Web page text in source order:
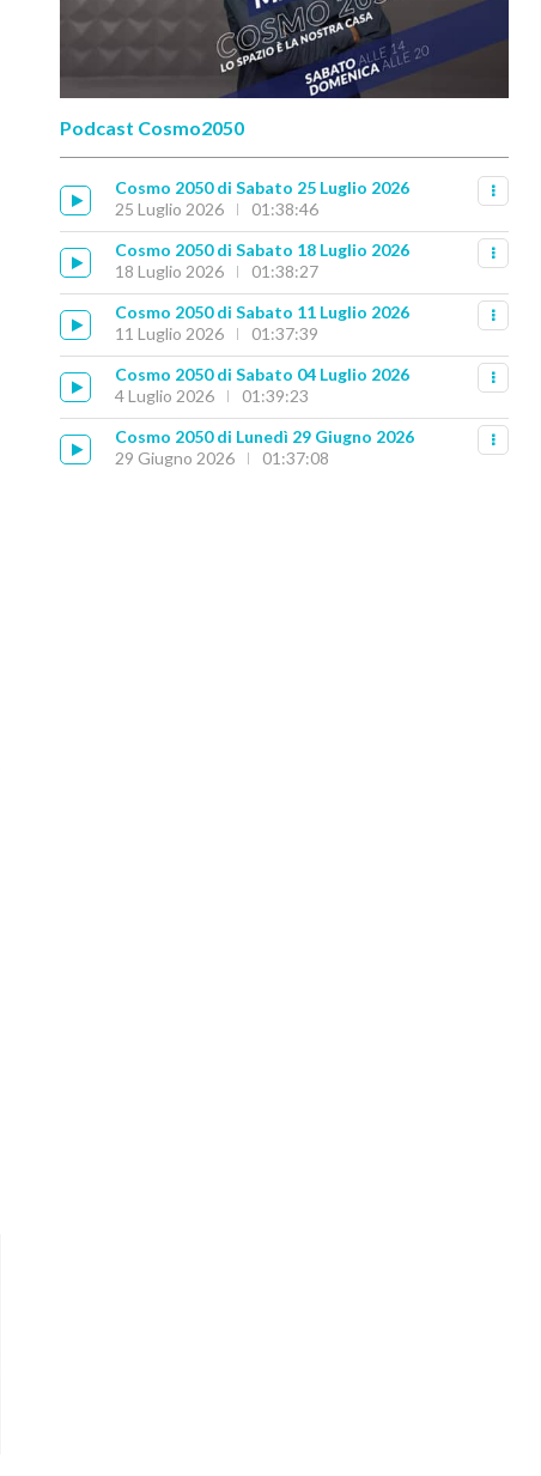
Podcast Cosmo2050
Cosmo 2050 di Sabato 25 Luglio 2026
25 Luglio 2026
01:38:46
Cosmo 2050 di Sabato 18 Luglio 2026
18 Luglio 2026
01:38:27
Cosmo 2050 di Sabato 11 Luglio 2026
11 Luglio 2026
01:37:39
Cosmo 2050 di Sabato 04 Luglio 2026
4 Luglio 2026
01:39:23
Cosmo 2050 di Lunedì 29 Giugno 2026
29 Giugno 2026
01:37:08